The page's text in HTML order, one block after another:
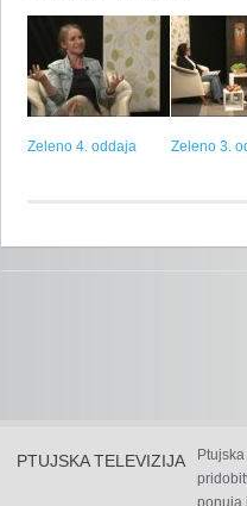
Zeleno 4. oddaja Zeleno 3.
PTUJSKA TELEVIZIJA
ponuja